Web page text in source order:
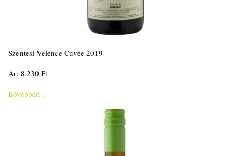
Szentesi Velence Cuvée 2019
Ár: 8.230 Ft
Bővebben...